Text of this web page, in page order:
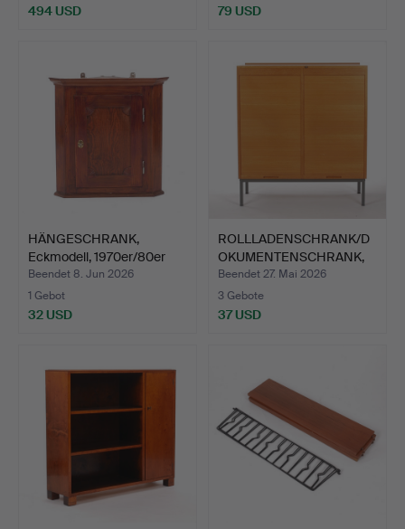
494 USD 79 USD
HÄNGESCHRANK,
Eckmodell, 1970er/80er
Jahre.
Beendet 8. Jun 2026
1 Gebot
32 USD
ROLLLADENSCHRANK/D
OKUMENTENSCHRANK,
1960er…
Beendet 27. Mai 2026
3 Gebote
37 USD